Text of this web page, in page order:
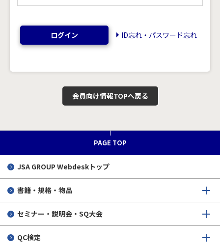
ログイン ID忘れ・パスワード忘れ
会員向け情報TOPへ戻る
PAGE TOP
JSA GROUP Webdeskトップ
書籍・規格・物品
セミナー・説明会・SQ大会
QC検定